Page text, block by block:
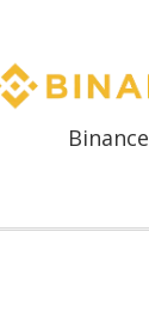
Binance